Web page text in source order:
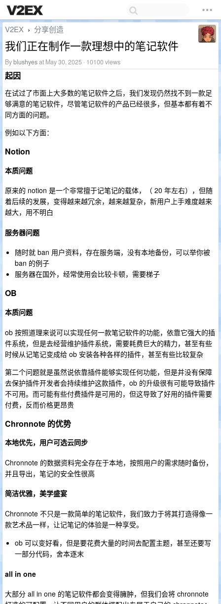
V2EX › 分享创造
我们正在制作一款理想中的笔记软件
Byblushyesat May 30, 2025 · 10100 views
起因
在试过了市面上大多数的笔记软件之后，我们发现仍然找不到一款足
够满意的笔记软件，尽管笔记软件的产品已经很多，但基本都有着不
同方面的问题。
例如以下方面：
Notion
本质问题
原来的 notion 是一个非常擅于记笔记的载体，（ 20 年左右），但随
着后续的发展，变得越来越冗余，越来越复杂，新用户上手难度越来
越大，用不明白
服务器问题
随时就 ban 用户资料，存在服务端，没有本地备份，可以举你被
ban 的例子
服务器在国外，经常使用会比较卡顿，需要梯子
OB
本质问题
ob 按照道理来说可以实现任何一款笔记软件的功能，依靠它强大的插
件系统，但是去经营维护插件系统，需要耗费巨大的精力，甚至有些
时候从记笔记变成给 ob 安装各种各样的插件，甚至有些比较复杂
第二个问题就是虽然说依靠插件能够实现任何功能，但是并没有保障
去保护插件开发者会持续维护这款插件，ob 的升级很有可能导致插件
不可用。而可能有些付费插件是可用的，但这导致了好用的插件需要
付费，反而价格更昂贵
Chronnote 的优势
本地优先，用户可选云同步
Chronnote 的数据资料完全存在于本地，按照用户的需求随时备份，
并且导出，笔记的安全性很高
简洁优雅，美学盛宴
Chronnote 不只是一款简单的笔记软件，我们致力于将其打造得像一
款艺术品一样，让记笔记的体验是一种享受。
ob 可以变好看，但是要花费大量的时间去配置主题，甚至还要写
一部分代码，舍本逐末
all in one
大部分 all in one 的笔记软件都会变得臃肿，但我们会将 chronnote